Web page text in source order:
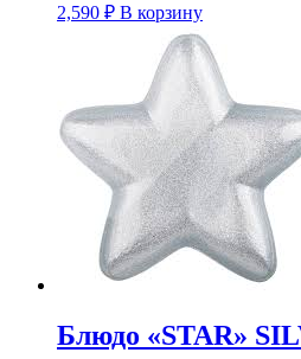
2,590 ₽ В корзину
Блюдо «STAR»